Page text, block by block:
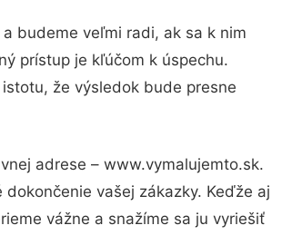
budeme veľmi radi, ak sa k nim
prístup je kľúčom k úspechu.
že výsledok bude presne
adrese – www.vymalujemto.sk.
vašej zákazky. Keďže aj
vážne a snažíme sa ju vyriešiť